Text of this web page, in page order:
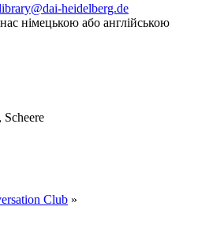
heidelberg.de
німецькою або англійською
Club »